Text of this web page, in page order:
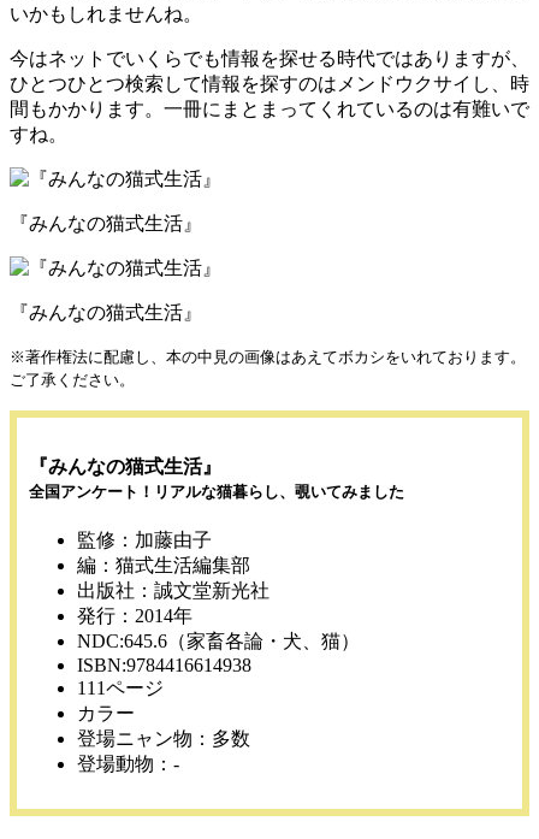
いかもしれませんね。
今はネットでいくらでも情報を探せる時代ではありますが、
ひとつひとつ検索して情報を探すのはメンドウクサイし、時
間もかかります。一冊にまとまってくれているのは有難いで
すね。
『みんなの猫式生活』
『みんなの猫式生活』
※著作権法に配慮し、本の中見の画像はあえてボカシをいれております。
ご了承ください。
『みんなの猫式生活』
全国アンケート！リアルな猫暮らし、覗いてみました
監修：加藤由子
編：猫式生活編集部
出版社：誠文堂新光社
発行：2014年
NDC:645.6（家畜各論・犬、猫）
ISBN:9784416614938
111ページ
カラー
登場ニャン物：多数
登場動物：-